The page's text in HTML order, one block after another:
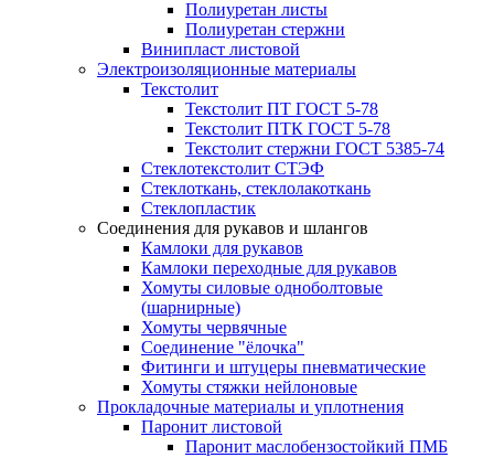
Полиуретан листы
Полиуретан стержни
Винипласт листовой
Электроизоляционные материалы
Текстолит
Текстолит ПТ ГОСТ 5-78
Текстолит ПТК ГОСТ 5-78
Текстолит стержни ГОСТ 5385-74
Стеклотекстолит СТЭФ
Стеклоткань, стеклолакоткань
Стеклопластик
Соединения для рукавов и шлангов
Камлоки для рукавов
Камлоки переходные для рукавов
Хомуты силовые одноболтовые
(шарнирные)
Хомуты червячные
Соединение "ёлочка"
Фитинги и штуцеры пневматические
Хомуты стяжки нейлоновые
Прокладочные материалы и уплотнения
Паронит листовой
Паронит маслобензостойкий ПМБ